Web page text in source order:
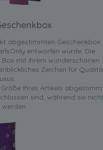
abgestimmten Geschenkbox
entworfen wurde. Die
mit ihrem wunderschönen
Zeichen für
Ihres Artikels
sind, während sie nicht